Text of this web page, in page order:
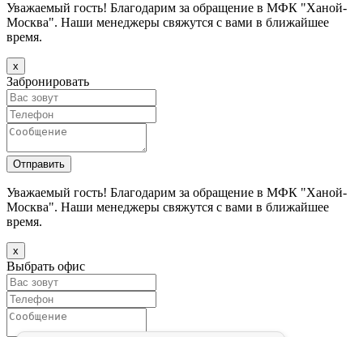
Уважаемый гость! Благодарим за обращение в МФК "Ханой-
Москва". Наши менеджеры свяжутся с вами в ближайшее
время.
х
Забронировать
Уважаемый гость! Благодарим за обращение в МФК "Ханой-
Москва". Наши менеджеры свяжутся с вами в ближайшее
время.
х
Выбрать офис